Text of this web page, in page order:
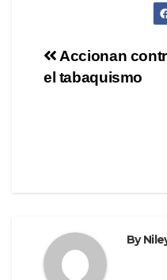
e
b
er gr
a
Post
navigation
Accionan
el tabaquismo
By